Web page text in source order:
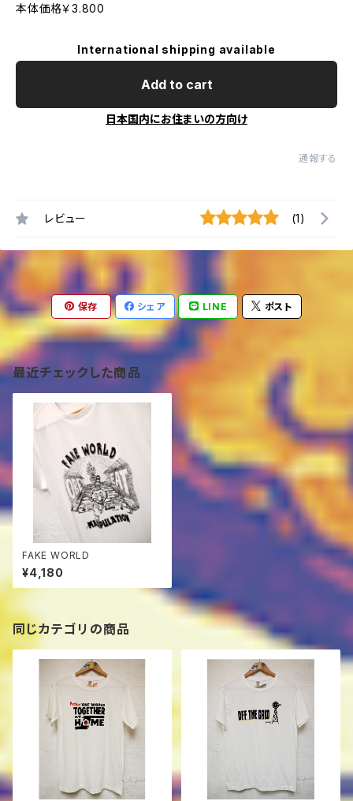
本体価格￥3.800
International shipping available
Add to cart
日本国内にお住まいの方向け
通報する
レビュー (1)
保存 シェア LINE ポスト
最近チェックした商品
FAKE WORLD
¥4,180
同じカテゴリの商品